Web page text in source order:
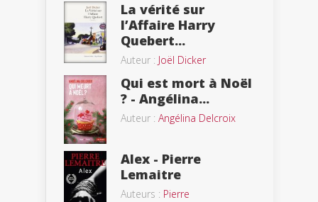
La vérité sur
l’Affaire Harry
Quebert...
Auteur : Joël Dicker
Qui est mort à Noël
? - Angélina...
Auteur : Angélina Delcroix
Alex - Pierre
Lemaitre
Auteurs : Pierre